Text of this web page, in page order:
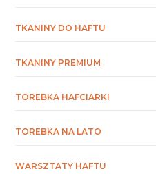
TKANINY DO HAFTU
TKANINY PREMIUM
TOREBKA HAFCIARKI
TOREBKA NA LATO
WARSZTATY HAFTU